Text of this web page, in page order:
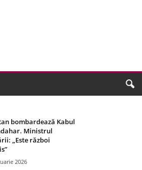
bombardează Kabul
Ministrul
„Este război
2026